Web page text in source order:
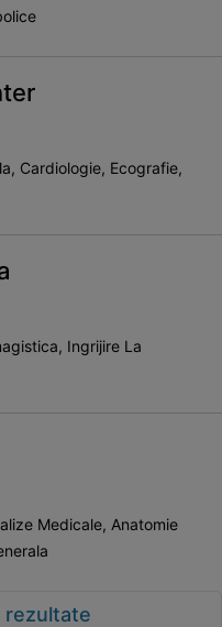
Cardiologie, Ecografie,
Ingrijire La
Medicale, Anatomie
rezultate